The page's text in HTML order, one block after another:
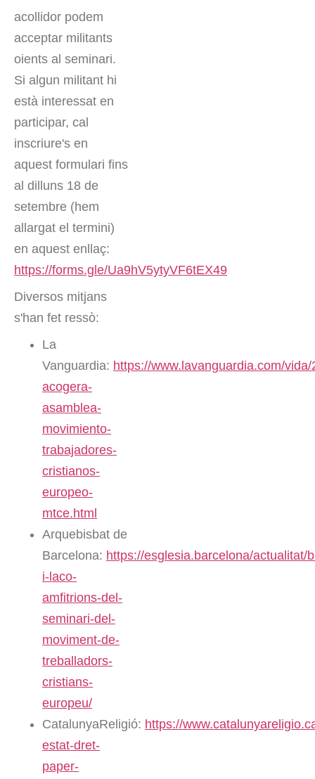
acollidor podem
acceptar militants
oients al seminari.
Si algun militant hi
està interessat en
participar, cal
inscriure's en
aquest formulari fins
al dilluns 18 de
setembre (hem
allargat el termini)
en aquest enllaç:
https://forms.gle/Ua9hV5ytyVF6tEX49
Diversos mitjans
s'han fet ressò:
La
Vanguardia: https://www.lavanguardia.com/
acogera-
asamblea-
movimiento-
trabajadores-
cristianos-
europeo-
mtce.html
Arquebisbat de
Barcelona: https://esglesia.barcelona/actualitat/
i-laco-
amfitrions-del-
seminari-del-
moviment-de-
treballadors-
cristians-
europeu/
CatalunyaReligió: https://
estat-dret-
paper-